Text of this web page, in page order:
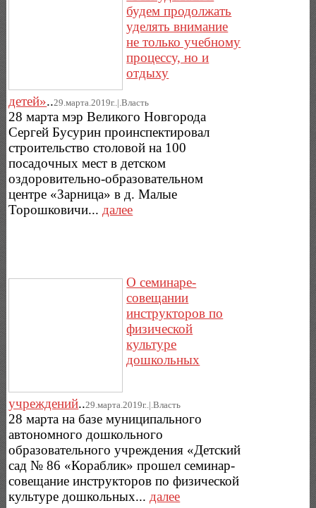
будем продолжать
уделять внимание
не только учебному
процессу, но и
отдыху
детей»..29.марта.2019г..|.Власть
28 марта мэр Великого Новгорода
Сергей Бусурин проинспектировал
строительство столовой на 100
посадочных мест в детском
оздоровительно-образовательном
центре «Зарница» в д. Малые
Торошковичи... далее
О семинаре-
совещании
инструкторов по
физической
культуре
дошкольных
учреждений..29.марта.2019г..|.Власть
28 марта на базе муниципального
автономного дошкольного
образовательного учреждения «Детский
сад № 86 «Кораблик» прошел семинар-
совещание инструкторов по физической
культуре дошкольных...далее